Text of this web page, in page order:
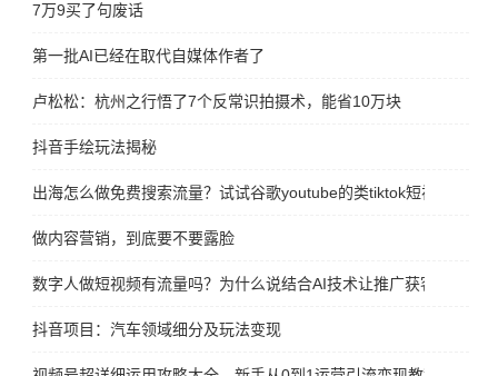
7万9买了句废话
第一批AI已经在取代自媒体作者了
卢松松：杭州之行悟了7个反常识拍摄术，能省10万块
抖音手绘玩法揭秘
出海怎么做免费搜索流量？试试谷歌youtube的类tiktok短视频平台
做内容营销，到底要不要露脸
数字人做短视频有流量吗？为什么说结合AI技术让推广获客转化更
抖音项目：汽车领域细分及玩法变现